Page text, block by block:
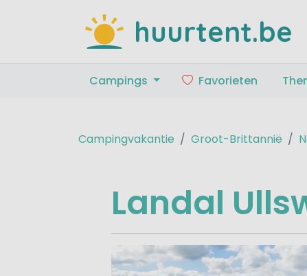
huurtent.be
Campings Favorieten
Campingvakantie Groot-Brittannië
Landal